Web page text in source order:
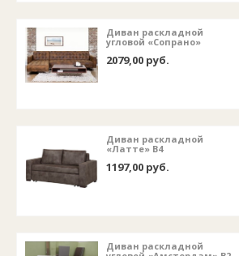
Диван раскладной
угловой «Сопрано»
2079,00 руб.
Диван раскладной
«Латте» В4
1197,00 руб.
Диван раскладной